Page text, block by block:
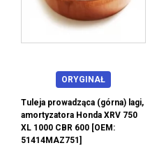
ORYGINAŁ
Tuleja prowadząca (górna) lagi,
amortyzatora Honda XRV 750
XL 1000 CBR 600 [OEM:
51414MAZ751]